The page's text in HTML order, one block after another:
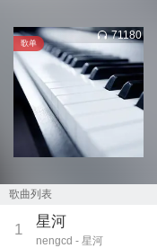
歌单
71180
歌曲列表
1 星河
nengcd - 星河